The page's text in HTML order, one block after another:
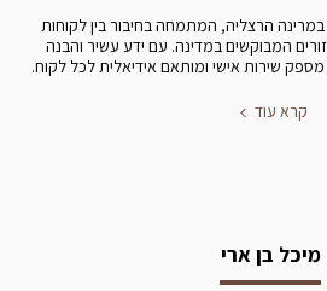
הרצליה, המתמחה בחיבור בין לקוחות
המבוקשים במדינה. עם ידע עשיר והבנה
שירות אישי ומותאם אידיאלית לכל לקוח.
קרא עוד
מיכל בן ארי